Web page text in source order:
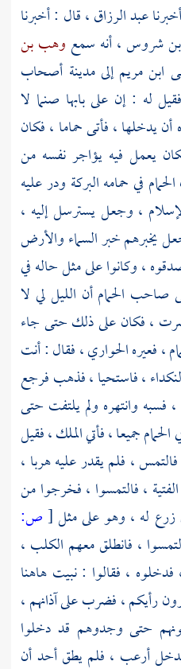
عبد الرزاق ،قال : أخبرنا
بن شروس ،أنه سمع وهب بن
ابن مريمإلى مدينة أصحاب
له : إن على بابها صنما لا
يدخلها ، فأتى حماما ، فكان
يعمل فيه يؤاجر نفسه من
في حمامه البركة ودر عليه
، وجعل يسترسل إليه ،
يخبرهم خبر السماء والأرض
، وكانوا على مثل حاله في
الحمام أن الليل لي لا
، فكان على ذلك حتى جاء
، فعيره الحواري ، فقال : أنت
، فاستحيا ، فذهب فرجع
وانتهره ولم يلتفت حتى
جميعا ، فأتي الملك ، فقيل
، فلم يقدر عليه هربا ،
، فالتمسوا ، فخرجوا من
زرع له ، وهو على مثل[ص:
، فانطلق معهم الكلب ،
، فقالوا : نبيت هاهنا
رأيكم ، فضرب على آذانهم ،
حتى وجدوهم قد دخلوا
أرعب ، فلم يطق أحد أن